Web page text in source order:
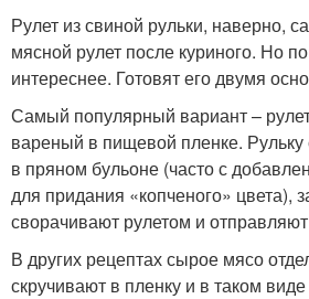
Рулет из свиной рульки, наверно,
мясной рулет после куриного. Но
интереснее. Готовят его двумя
Самый популярный вариант –
вареный в пищевой пленке.
в пряном бульоне (часто с
для придания «копченого» цвета),
сворачивают рулетом и
В других рецептах сырое мясо
скручивают в пленку и в таком